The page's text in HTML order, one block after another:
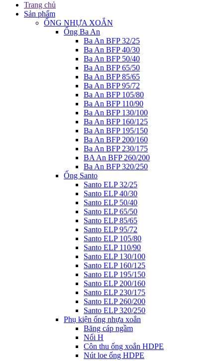
Trang chủ
Sản phẩm
ỐNG NHỰA XOẮN
Ống Ba An
Ba An BFP 32/25
Ba An BFP 40/30
Ba An BFP 50/40
Ba An BFP 65/50
Ba An BFP 85/65
Ba An BFP 95/72
Ba An BFP 105/80
Ba An BFP 110/90
Ba An BFP 130/100
Ba An BFP 160/125
Ba An BFP 195/150
Ba An BFP 200/160
Ba An BFP 230/175
BA An BFP 260/200
Ba An BFP 320/250
Ống Santo
Santo ELP 32/25
Santo ELP 40/30
Santo ELP 50/40
Santo ELP 65/50
Santo ELP 85/65
Santo ELP 95/72
Santo ELP 105/80
Santo ELP 110/90
Santo ELP 130/100
Santo ELP 160/125
Santo ELP 195/150
Santo ELP 200/160
Santo ELP 230/175
Santo ELP 260/200
Santo ELP 320/250
Phụ kiện ống nhựa xoắn
Băng cáp ngầm
Nối H
Côn thu ống xoắn HDPE
Nút loe ống HDPE